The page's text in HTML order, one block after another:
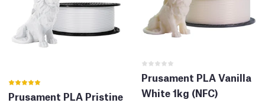
Prusament PLA Pristine
Prusament PLA Vanilla
White 1kg (NFC)